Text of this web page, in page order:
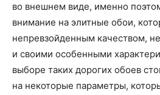
во внешнем виде, именно
внимание на элитные обои,
непревзойденным качеством,
и своими особенными
выборе таких дорогих обоев
на некоторые параметры,